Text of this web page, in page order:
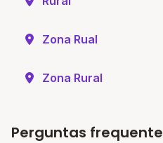
Zona Rual
Zona Rural
Perguntas